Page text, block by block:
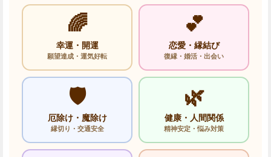
🌈
幸運・開運
願望達成・運気好転
💕
恋愛・縁結び
復縁・婚活・出会い
🛡️
厄除け・魔除け
縁切り・交通安全
🌿
健康・人間関係
精神安定・悩み対策